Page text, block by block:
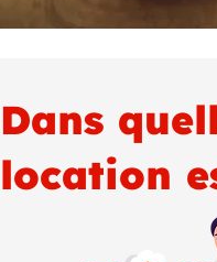
Dans
location